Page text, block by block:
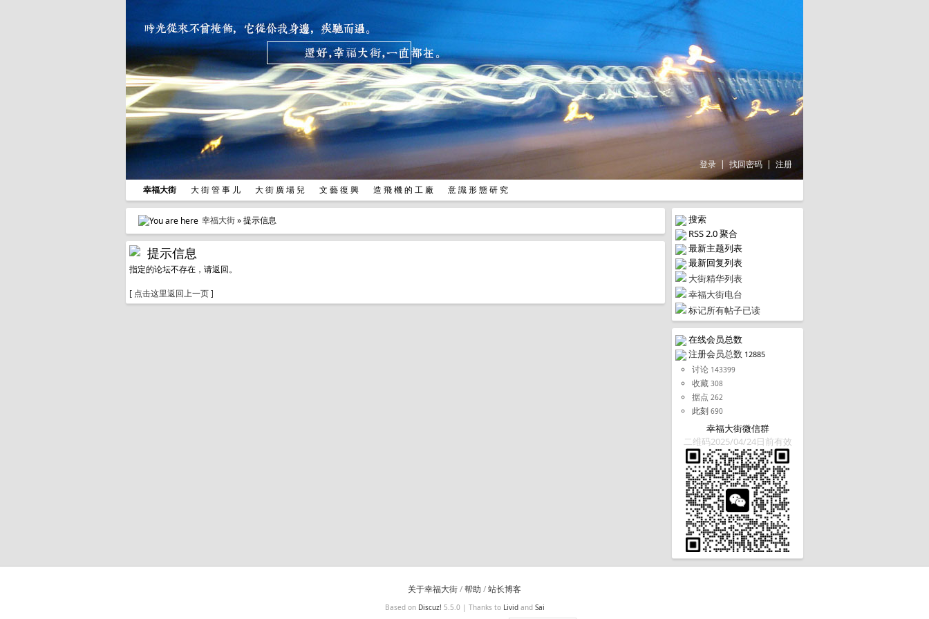
登录 | 找回密码 | 注册
幸福大街 大 街 管 事 儿 大 街 廣 場 兒 文 藝 復 興 造 飛 機 的 工 廠 意 識 形 態 研 究
搜索
RSS 2.0 聚合
最新主题列表
最新回复列表
大街精华列表
幸福大街电台
标记所有帖子已读
在线会员总数
注册会员总数 12885
讨论 143399
收藏 308
据点 262
此刻 690
幸福大街微信群
二维码2025/04/24日前有效
幸福大街» 提示信息
提示信息
指定的论坛不存在，请返回。
[ 点击这里返回上一页 ]
关于幸福大街/帮助 /站长博客
Based on Discuz! 5.5.0 | Thanks to Lividand Sai